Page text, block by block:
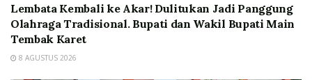
Lembata Kembali ke Akar! Dulitukan Jadi Panggung
Olahraga Tradisional. Bupati dan Wakil Bupati Main
Tembak Karet
8 AGUSTUS 2026